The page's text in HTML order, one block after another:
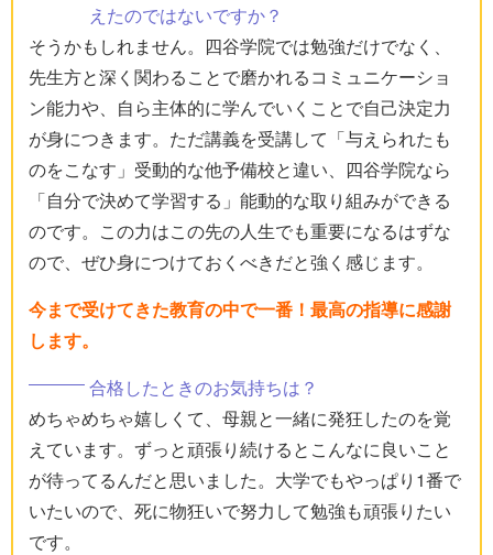
えたのではないですか？
そうかもしれません。四谷学院では勉強だけでなく、
先生方と深く関わることで磨かれるコミュニケーショ
ン能力や、自ら主体的に学んでいくことで自己決定力
が身につきます。ただ講義を受講して「与えられたも
のをこなす」受動的な他予備校と違い、四谷学院なら
「自分で決めて学習する」能動的な取り組みができる
のです。この力はこの先の人生でも重要になるはずな
ので、ぜひ身につけておくべきだと強く感じます。
今まで受けてきた教育の中で一番！最高の指導に感謝
します。
合格したときのお気持ちは？
めちゃめちゃ嬉しくて、母親と一緒に発狂したのを覚
えています。ずっと頑張り続けるとこんなに良いこと
が待ってるんだと思いました。大学でもやっぱり1番で
いたいので、死に物狂いで努力して勉強も頑張りたい
です。